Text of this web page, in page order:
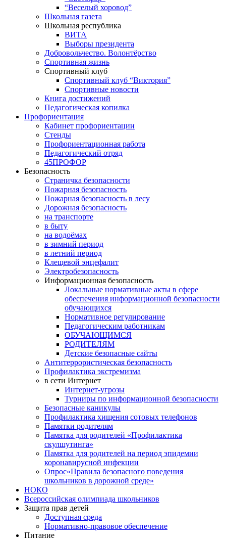
“Веселый хоровод”
Школьная газета
Школьная республика
ВИТА
Выборы президента
Добровольчество. Волонтёрство
Спортивная жизнь
Спортивный клуб
Спортивный клуб “Виктория”
Спортивные новости
Книга достижений
Педагогическая копилка
Профориентация
Кабинет профориентации
Стенды
Профориентационная работа
Педагогический отряд
45ПРОФОР
Безопасность
Страничка безопасности
Пожарная безопасность
Пожарная безопасность в лесу
Дорожная безопасность
на транспорте
в быту
на водоёмах
в зимний период
в летний период
Клещевой энцефалит
Электробезопасность
Информационная безопасность
Локальные нормативные акты в сфере
обеспечения информационной безопасности
обучающихся
Нормативное регулирование
Педагогическим работникам
ОБУЧАЮЩИМСЯ
РОДИТЕЛЯМ
Детские безопасные сайты
Антитеррористическая безопасность
Профилактика экстремизма
в сети Интернет
Интернет-угрозы
Турниры по информационной безопасности
Безопасные каникулы
Профилактика хищения сотовых телефонов
Памятки родителям
Памятка для родителей «Профилактика
скулшутинга»
Памятка для родителей на период эпидемии
коронавирусной инфекции
Опрос«Правила безопасного поведения
школьников в дорожной среде»
НОКО
Всероссийская олимпиада школьников
Защита прав детей
Доступная среда
Нормативно-правовое обеспечение
Питание